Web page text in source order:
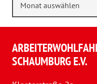
SCHAUMBURG E.V.